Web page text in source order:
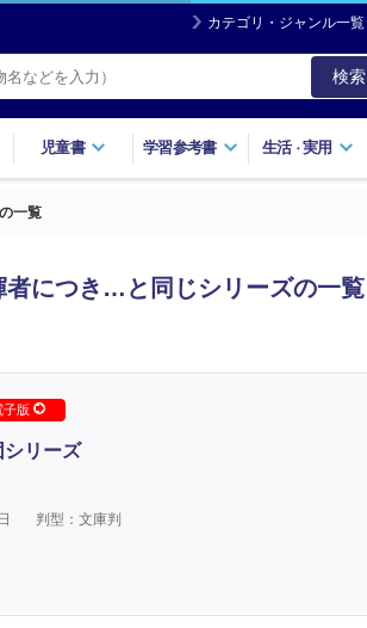
カテゴリ・ジャンル一覧
検索
児童書 学習参考書 生活・実用
一覧
につき…と同じシリーズの一覧
子版
シリーズ
判型：文庫判